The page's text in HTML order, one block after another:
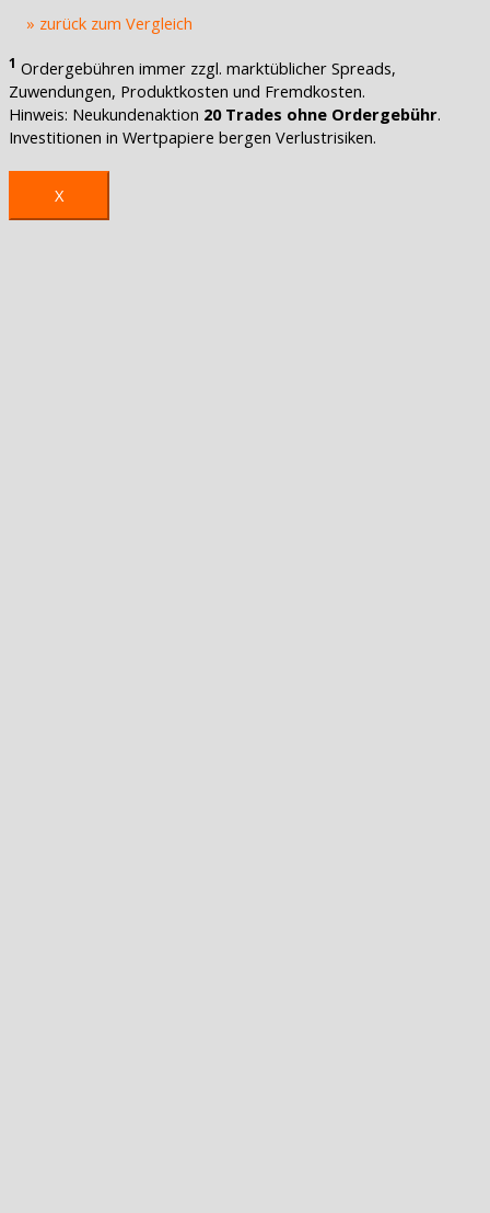
» zurück zum Vergleich
1 Ordergebühren immer zzgl. marktüblicher Spreads,
Zuwendungen, Produktkosten und Fremdkosten.
Hinweis: Neukundenaktion 20 Trades ohne Ordergebühr.
Investitionen in Wertpapiere bergen Verlustrisiken.
X